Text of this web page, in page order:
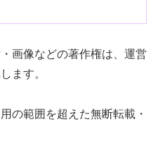
画像などの著作権は、運営
ます。
の範囲を超えた無断転載・